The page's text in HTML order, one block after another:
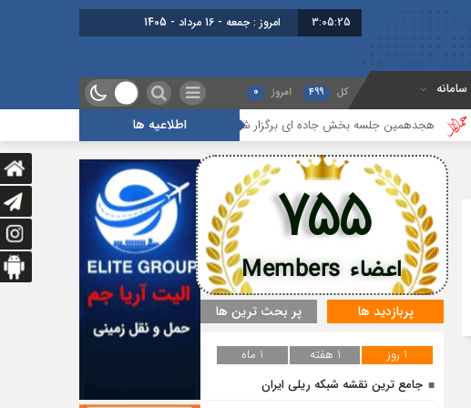
3:05:26 امروز : جمعه - 16 مرداد - 1405
سامانه کل 499 امروز 0
اطلاعیه ها هجدهمین جلسه بخش جاده ای برگزار شد گزارشی از آخرین جلسه بخش گمرک ، بیمه و
اعضاء Members
755
پربازدید ها پر بحث ترین ها
1 روز 1 هفته
1 ماه
جامع ترین نقشه شبکه ریلی ایران